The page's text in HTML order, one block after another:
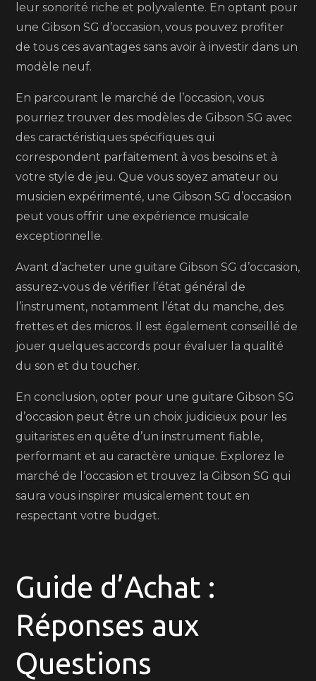
leur sonorité riche et polyvalente. En optant pour
une Gibson SG d’occasion, vous pouvez profiter
de tous ces avantages sans avoir à investir dans un
modèle neuf.
En parcourant le marché de l’occasion, vous
pourriez trouver des modèles de Gibson SG avec
des caractéristiques spécifiques qui
correspondent parfaitement à vos besoins et à
votre style de jeu. Que vous soyez amateur ou
musicien expérimenté, une Gibson SG d’occasion
peut vous offrir une expérience musicale
exceptionnelle.
Avant d’acheter une guitare Gibson SG d’occasion,
assurez-vous de vérifier l’état général de
l’instrument, notamment l’état du manche, des
frettes et des micros. Il est également conseillé de
jouer quelques accords pour évaluer la qualité
du son et du toucher.
En conclusion, opter pour une guitare Gibson SG
d’occasion peut être un choix judicieux pour les
guitaristes en quête d’un instrument fiable,
performant et au caractère unique. Explorez le
marché de l’occasion et trouvez la Gibson SG qui
saura vous inspirer musicalement tout en
respectant votre budget.
Guide d’Achat :
Réponses aux
Questions